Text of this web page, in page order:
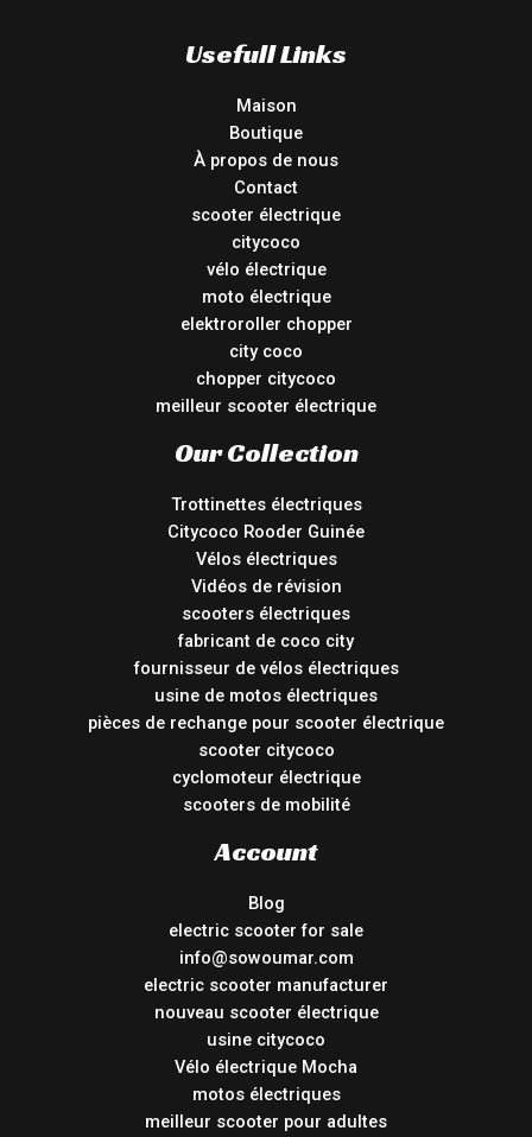
Usefull Links
Maison
Boutique
À propos de nous
Contact
scooter électrique
citycoco
vélo électrique
moto électrique
elektroroller chopper
city coco
chopper citycoco
meilleur scooter électrique
Our Collection
Trottinettes électriques
Citycoco Rooder Guinée
Vélos électriques
Vidéos de révision
scooters électriques
fabricant de coco city
fournisseur de vélos électriques
usine de motos électriques
pièces de rechange pour scooter électrique
scooter citycoco
cyclomoteur électrique
scooters de mobilité
Account
Blog
electric scooter for sale
info@sowoumar.com
electric scooter manufacturer
nouveau scooter électrique
usine citycoco
Vélo électrique Mocha
motos électriques
meilleur scooter pour adultes